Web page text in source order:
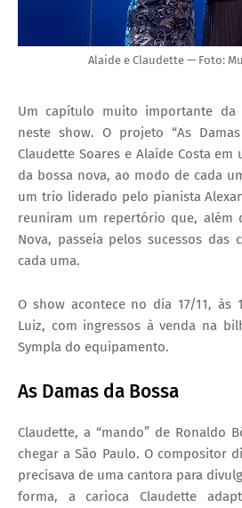
Alaide e Claudette — Foto:
Um capítulo muito importante da
neste show. O projeto “As
Claudette Soares e Alaíde Costa
da bossa nova, ao modo de cada
um trio liderado pelo pianista
reuniram um repertório que, além
Nova, passeia pelos sucessos das
cada uma.
O show acontece no dia 17/11, às
Luiz, com ingressos à venda na
Sympla do equipamento.
As Damas da Bossa
Claudette, a “mando” de Ronaldo
chegar a São Paulo. O compositor
precisava de uma cantora para
forma, a carioca Claudette